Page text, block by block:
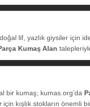
lif, yazlık giysiler için
Kumaş Alan
bir kumaş; kumas.org’da
için kışlık stokların önemli